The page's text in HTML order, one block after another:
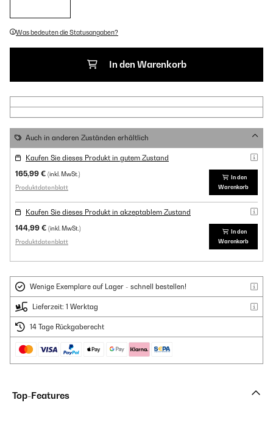
Was bedeuten die Statusangaben?
In den Warenkorb
Auch in anderen Zuständen erhältlich
Kaufen Sie dieses Produkt in gutem Zustand
165,99 € (inkl. MwSt.)
Produktdatenblatt
In den
Warenkorb
Kaufen Sie dieses Produkt in akzeptablem Zustand
144,99 € (inkl. MwSt.)
Produktdatenblatt
In den
Warenkorb
Wenige Exemplare auf Lager - schnell bestellen!
Lieferzeit: 1 Werktag
14 Tage Rückgaberecht
Top-Features